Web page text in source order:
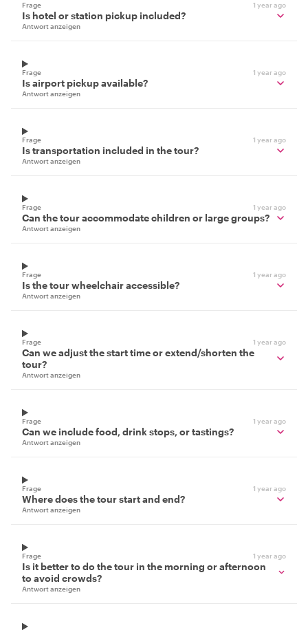
Frage 1 year ago
Is hotel or station pickup included?
Antwort anzeigen
Frage 1 year ago
Is airport pickup available?
Antwort anzeigen
Frage 1 year ago
Is transportation included in the tour?
Antwort anzeigen
Frage 1 year ago
Can the tour accommodate children or large groups?
Antwort anzeigen
Frage 1 year ago
Is the tour wheelchair accessible?
Antwort anzeigen
Frage 1 year ago
Can we adjust the start time or extend/shorten the
tour?
Antwort anzeigen
Frage 1 year ago
Can we include food, drink stops, or tastings?
Antwort anzeigen
Frage 1 year ago
Where does the tour start and end?
Antwort anzeigen
Frage 1 year ago
Is it better to do the tour in the morning or afternoon
to avoid crowds?
Antwort anzeigen